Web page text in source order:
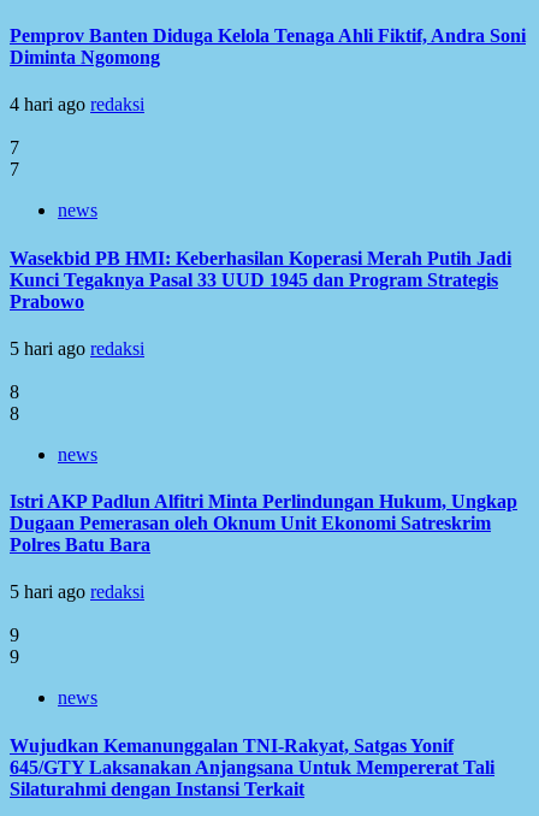
Pemprov Banten Diduga Kelola Tenaga Ahli Fiktif, Andra Soni
Diminta Ngomong
4 hari ago redaksi
7
7
news
Wasekbid PB HMI: Keberhasilan Koperasi Merah Putih Jadi
Kunci Tegaknya Pasal 33 UUD 1945 dan Program Strategis
Prabowo
5 hari ago redaksi
8
8
news
Istri AKP Padlun Alfitri Minta Perlindungan Hukum, Ungkap
Dugaan Pemerasan oleh Oknum Unit Ekonomi Satreskrim
Polres Batu Bara
5 hari ago redaksi
9
9
news
Wujudkan Kemanunggalan TNI-Rakyat, Satgas Yonif
645/GTY Laksanakan Anjangsana Untuk Mempererat Tali
Silaturahmi dengan Instansi Terkait